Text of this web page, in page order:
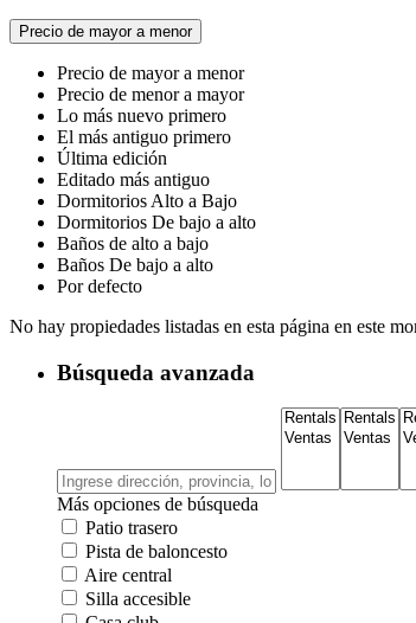
Precio de mayor a menor
Precio de mayor a menor
Precio de menor a mayor
Lo más nuevo primero
El más antiguo primero
Última edición
Editado más antiguo
Dormitorios Alto a Bajo
Dormitorios De bajo a alto
Baños de alto a bajo
Baños De bajo a alto
Por defecto
No hay propiedades listadas en esta página en este
Búsqueda avanzada
Más opciones de búsqueda
Patio trasero
Pista de baloncesto
Aire central
Silla accesible